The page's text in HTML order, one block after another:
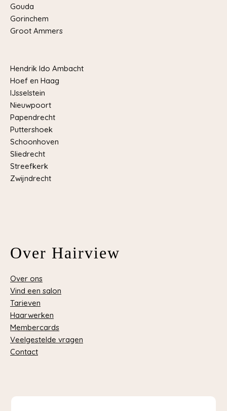
Gouda
Gorinchem
Groot Ammers
Hendrik Ido Ambacht
Hoef en Haag
IJsselstein
Nieuwpoort
Papendrecht
Puttershoek
Schoonhoven
Sliedrecht
Streefkerk
Zwijndrecht
Over Hairview
Over ons
Vind een salon
Tarieven
Haarwerken
Membercards
Veelgestelde vragen
Contact